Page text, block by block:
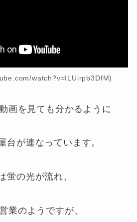
watch?v=ILUirpb3DfM)
画を見ても分かるように
台が連なっています。
蛍の光が流れ、
業のようですが、